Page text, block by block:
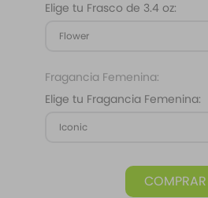
Flower
Elige tu Fragancia Femenina:
Iconic